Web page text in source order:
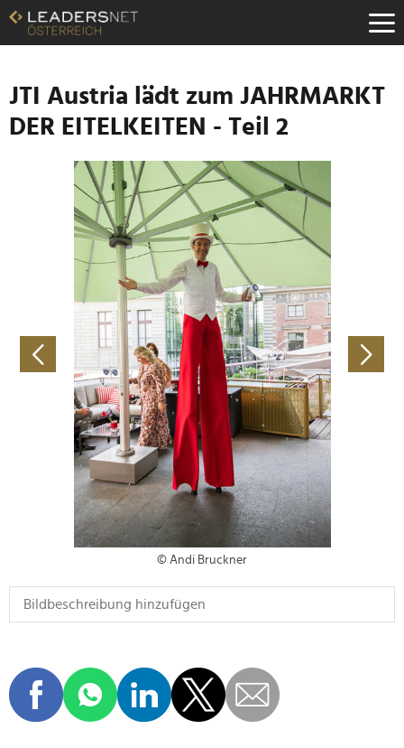
Zum
Inhalt
Zur
Navigation
Zur
Hauptnavigation
JTI Austria lädt zum JAHRMARKT
DER EITELKEITEN - Teil 2
© Andi Bruckner